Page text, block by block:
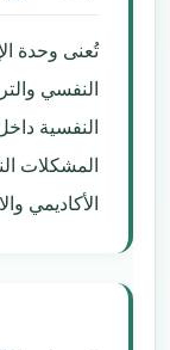
تُعنى وحدة
النفسي
النفسية
المشكلات
الأكاديمي